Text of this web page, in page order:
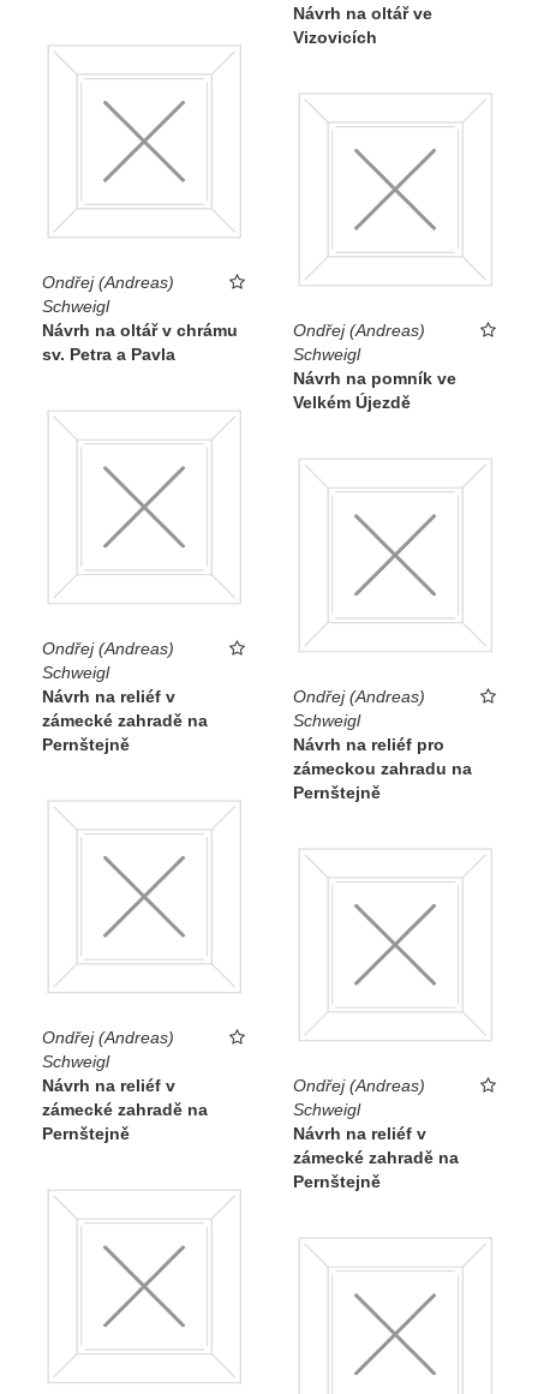
Návrh na oltář ve
Vizovicích
Ondřej (Andreas)
Schweigl
Návrh na oltář v chrámu
sv. Petra a Pavla
Ondřej (Andreas)
Schweigl
Návrh na pomník ve
Velkém Újezdě
Ondřej (Andreas)
Schweigl
Návrh na reliéf v
zámecké zahradě na
Pernštejně
Ondřej (Andreas)
Schweigl
Návrh na reliéf pro
zámeckou zahradu na
Pernštejně
Ondřej (Andreas)
Schweigl
Návrh na reliéf v
zámecké zahradě na
Pernštejně
Ondřej (Andreas)
Schweigl
Návrh na reliéf v
zámecké zahradě na
Pernštejně